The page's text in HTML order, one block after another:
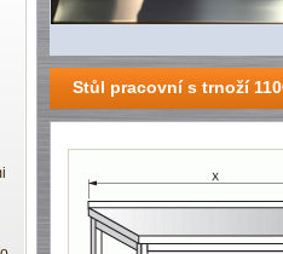
Stůl pracovní s trnoží